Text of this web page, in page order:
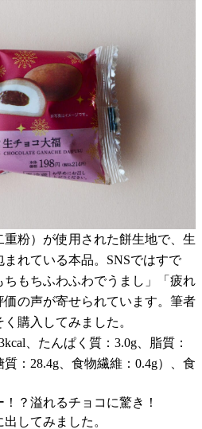
粉）が使用された餅生地で、生
れている本品。SNSではすで
もちふわふわでうまし」「疲れ
の声が寄せられています。筆者
購入してみました。
、たんぱく質：3.0g、脂質：
：28.4g、食物繊維：0.4g）、食
？溢れるチョコに驚き！
してみました。